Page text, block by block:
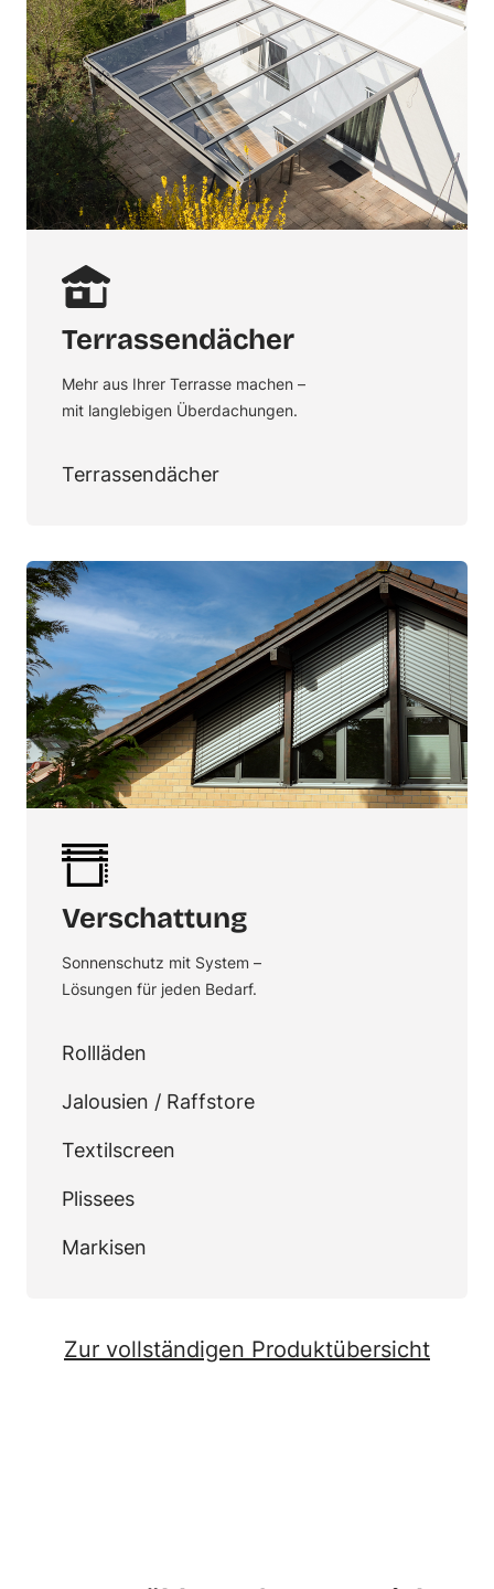
Terrassendächer
Mehr aus Ihrer Terrasse machen –
mit langlebigen Überdachungen.
Terrassendächer
Verschattung
Sonnenschutz mit System –
Lösungen für jeden Bedarf.
Rollläden
Jalousien / Raffstore
Textilscreen
Plissees
Markisen
Zur vollständigen Produktübersicht